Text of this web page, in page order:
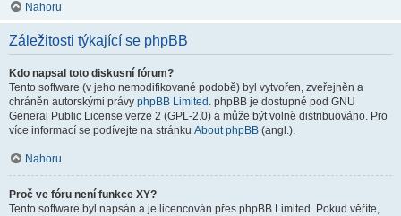
Nahoru
Záležitosti týkající se phpBB
Kdo napsal toto diskusní fórum?
Tento software (v jeho nemodifikované podobě) byl vytvořen, zveřejněn a
chráněn autorskými právy phpBB Limited . phpBB je dostupné pod GNU
General Public License verze 2 (GPL-2.0) a může být volně distribuováno. Pro
více informací se podívejte na stránku About phpBB (angl.).
Nahoru
Proč ve fóru není funkce XY?
Tento software byl napsán a je licencován přes phpBB Limited. Pokud věříte,